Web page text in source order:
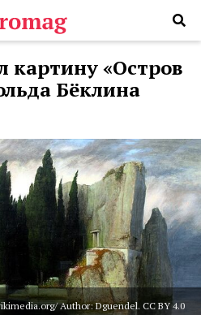
«Остров
Бёклина
Author: Dguendel. CC BY 4.0